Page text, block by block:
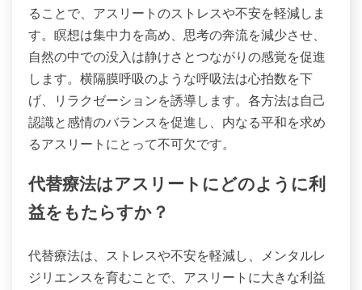
いが効果的な方法は何か？
達成するための珍しいが効果的な方法です。これら
の技術は、マインドフルネスと感情の調整を促進す